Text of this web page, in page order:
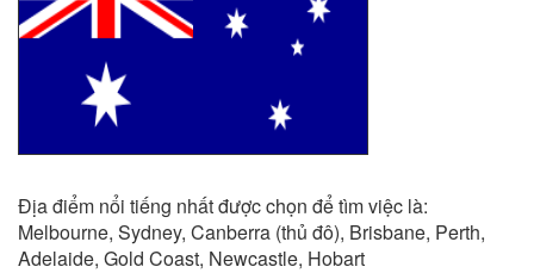
Địa điểm nổi tiếng nhất được chọn để tìm việc là:
Melbourne, Sydney, Canberra (thủ đô), Brisbane, Perth,
Adelaide, Gold Coast, Newcastle, Hobart